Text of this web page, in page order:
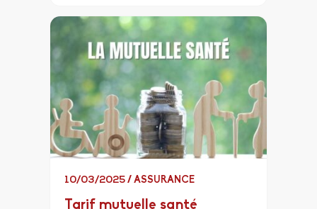
10/03/2025 / ASSURANCE
Tarif mutuelle santé